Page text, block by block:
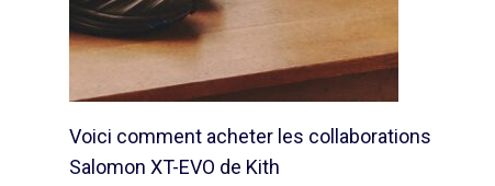
Voici comment acheter les collaborations
Salomon XT-EVO de Kith